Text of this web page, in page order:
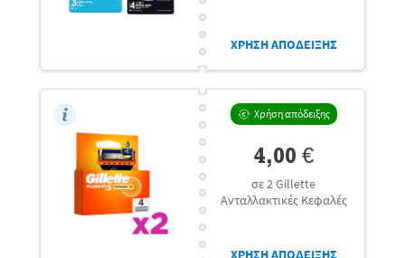
ΧΡΗΣΗ ΑΠΟΔΕΙΞΗΣ
Χρήση απόδειξης
4,00 €
σε 2 Gillette
Ανταλλακτικές Κεφαλές
ΧΡΗΣΗ ΑΠΟΔΕΙΞΗΣ